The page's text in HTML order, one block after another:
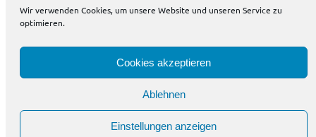
Wir verwenden Cookies, um unsere Website und unseren Service zu
optimieren.
Cookies akzeptieren
Ablehnen
Einstellungen anzeigen
Impressum / Datenschutzerklärung